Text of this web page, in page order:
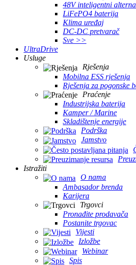
48V inteligentni
LiFePO4 baterija
Klima uređaj
DC-DC pretvarač
Sve >>
UltraDrive
Usluge
Rješenja
Mobilna ESS rješenja
Rješenja za pogonske
Praćenje
Industrijska baterija
Kamper / Marine
Skladištenje energije
Podrška
Jamstvo
Istražiti
O nama
Ambasador brenda
Karijera
Trgovci
Pronađite prodavača
Postanite trgovac
Vijesti
Izložbe
Webinar
Spis